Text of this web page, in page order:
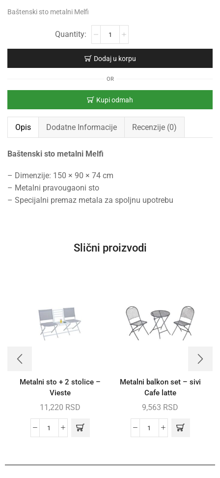
Baštenski sto metalni Melfi
Dodaj u korpu
OR
Kupi odmah
Opis Dodatne Informacije Recenzije (0)
Baštenski sto metalni Melfi
– Dimenzije: 150 × 90 × 74 cm
– Metalni pravougaoni sto
– Specijalni premaz metala za spoljnu upotrebu
Slični proizvodi
Metalni sto + 2 stolice –
Vieste
11,220 RSD
Metalni balkon set – sivi
Cafe latte
9,563 RSD